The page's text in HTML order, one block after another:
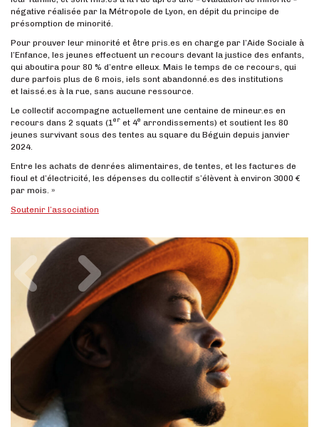
négative réalisée par la Métropole de Lyon, en dépit du principe de
présomption de minorité.
Pour prouver leur minorité et être pris.es en charge par l’Aide Sociale à
l’Enfance, les jeunes effectuent un recours devant la justice des enfants,
qui aboutira pour 80 % d’entre elleux. Mais le temps de ce recours, qui
dure parfois plus de 6 mois, iels sont abandonné.es des institutions
et laissé.es à la rue, sans aucune ressource.
Le collectif accompagne actuellement une centaine de mineur.es en
recours dans 2 squats (1 er et 4e arrondissements) et soutient les 80
jeunes survivant sous des tentes au square du Béguin depuis janvier
2024.
Entre les achats de denrées alimentaires, de tentes, et les factures de
fioul et d’électricité, les dépenses du collectif s’élèvent à environ 3000 €
par mois. »
Soutenir l’association
Précédent